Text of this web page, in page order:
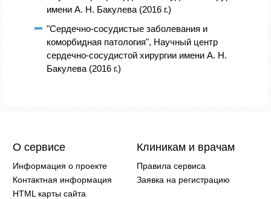
имени А. Н. Бакулева (2016 г.)
"Сердечно-сосудистые заболевания и
коморбидная патология", Научный центр
сердечно-сосудистой хирургии имени А. Н.
Бакулева (2016 г.)
О сервисе
Информация о проекте
Контактная информация
HTML карты сайта
Клиникам и врачам
Правила сервиса
Заявка на регистрацию